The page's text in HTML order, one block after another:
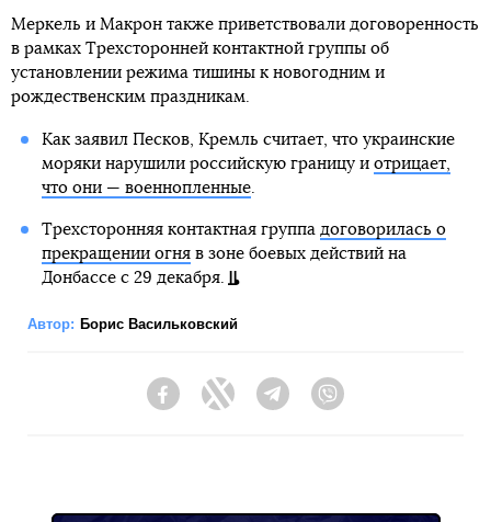
Меркель и Макрон также приветствовали договоренность
в рамках Трехсторонней контактной группы об
установлении режима тишины к новогодним и
рождественским праздникам.
Как заявил Песков, Кремль считает, что украинские
моряки нарушили российскую границу и отрицает,
что они — военнопленные.
Трехсторонняя контактная группа договорилась о
прекращении огняв зоне боевых действий на
Донбассе с 29 декабря.
Автор: Борис Васильковский
FacebookTwitter Telegram